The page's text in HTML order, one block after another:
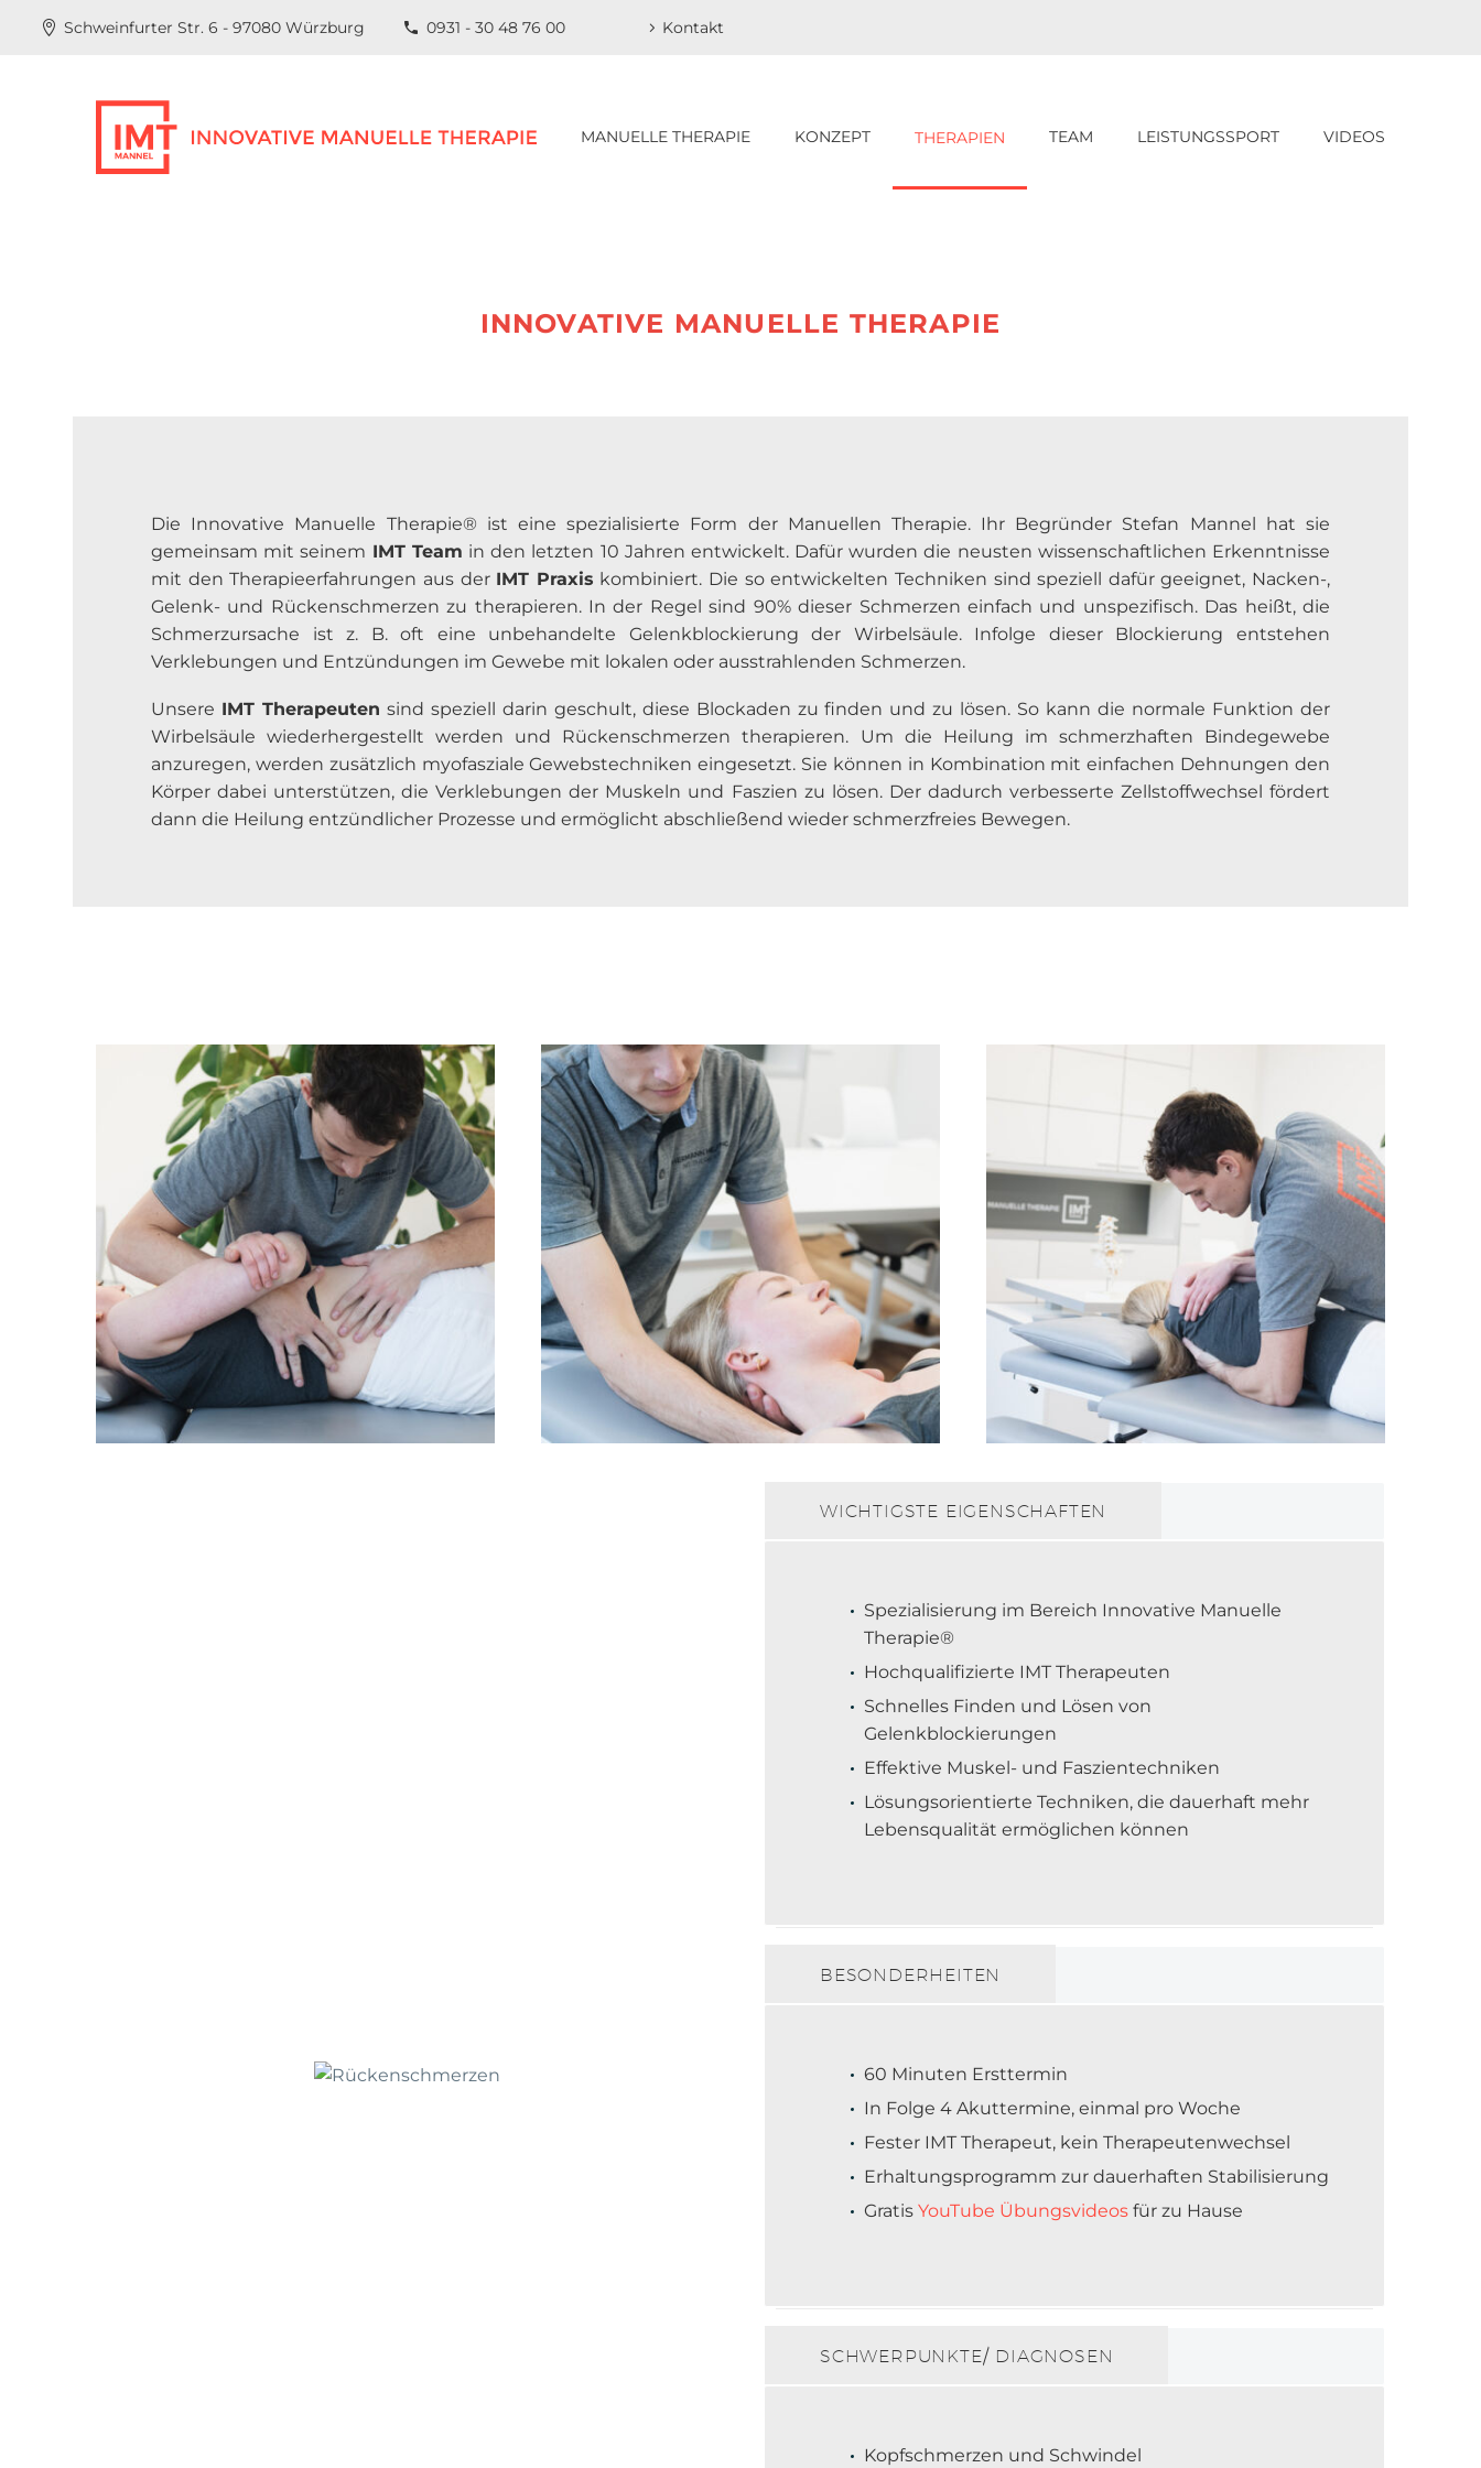
Schweinfurter Str. 6 - 97080 Würzburg 0931 - 30 48 76 00 Kontakt
MANUELLE THERAPIE KONZEPT THERAPIEN TEAM LEISTUNGSSPORT VIDEOS
INNOVATIVE MANUELLE THERAPIE
Die Innovative Manuelle Therapie® ist eine spezialisierte Form der Manuellen Therapie. Ihr Begründer Stefan Mannel hat sie
gemeinsam mit seinem IMT Team in den letzten 10 Jahren entwickelt. Dafür wurden die neusten wissenschaftlichen Erkenntnisse
mit den Therapieerfahrungen aus der IMT Praxis kombiniert. Die so entwickelten Techniken sind speziell dafür geeignet, Nacken-,
Gelenk- und Rückenschmerzen zu therapieren. In der Regel sind 90% dieser Schmerzen einfach und unspezifisch. Das heißt, die
Schmerzursache ist z. B. oft eine unbehandelte Gelenkblockierung der Wirbelsäule. Infolge dieser Blockierung entstehen
Verklebungen und Entzündungen im Gewebe mit lokalen oder ausstrahlenden Schmerzen.
Unsere IMT Therapeuten sind speziell darin geschult, diese Blockaden zu finden und zu lösen. So kann die normale Funktion der
Wirbelsäule wiederhergestellt werden und Rückenschmerzen therapieren. Um die Heilung im schmerzhaften Bindegewebe
anzuregen, werden zusätzlich myofasziale Gewebstechniken eingesetzt. Sie können in Kombination mit einfachen Dehnungen den
Körper dabei unterstützen, die Verklebungen der Muskeln und Faszien zu lösen. Der dadurch verbesserte Zellstoffwechsel fördert
dann die Heilung entzündlicher Prozesse und ermöglicht abschließend wieder schmerzfreies Bewegen.
WICHTIGSTE EIGENSCHAFTEN
Spezialisierung im Bereich Innovative Manuelle
Therapie®
Hochqualifizierte IMT Therapeuten
Schnelles Finden und Lösen von
Gelenkblockierungen
Effektive Muskel- und Faszientechniken
Lösungsorientierte Techniken, die dauerhaft mehr
Lebensqualität ermöglichen können
BESONDERHEITEN
60 Minuten Ersttermin
In Folge 4 Akuttermine, einmal pro Woche
Fester IMT Therapeut, kein Therapeutenwechsel
Erhaltungsprogramm zur dauerhaften Stabilisierung
Gratis YouTube Übungsvideos für zu Hause
SCHWERPUNKTE/ DIAGNOSEN
Kopfschmerzen und Schwindel